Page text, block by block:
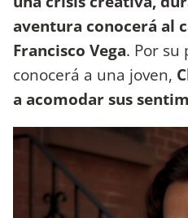
aventura conocerá al
Francisco Vega. Por su
conocerá a una joven,
a acomodar sus